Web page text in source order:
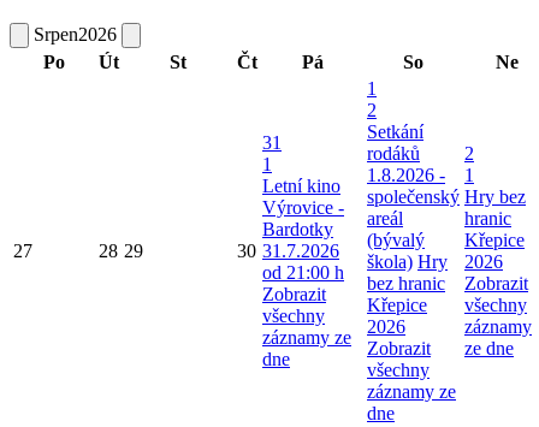
Srpen2026
Po
Út St Čt Pá So Ne
27 28 29 30
31
1
Letní kino
Výrovice -
Bardotky
31.7.2026
od 21:00 h
Zobrazit
všechny
záznamy ze
dne
1
2
Setkání
rodáků
1.8.2026 -
společenský
areál
(bývalý
škola) Hry
bez hranic
Křepice
2026
Zobrazit
všechny
záznamy ze
dne
2
1
Hry bez
hranic
Křepice
2026
Zobrazit
všechny
záznamy
ze dne